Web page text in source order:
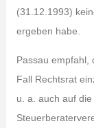
(31.12.1993)
ergeben habe.
Passau empfahl,
Fall Rechtsrat
u. a. auch auf